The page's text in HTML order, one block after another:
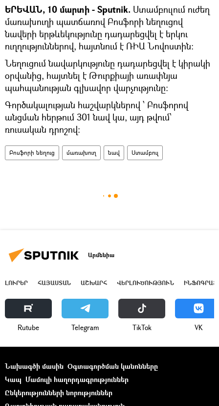
ԵՐԵՎԱՆ, 10 մարտի - Sputnik. Ստամբուլում ուժեղ
մառախուղի պատճառով Բոսֆորի նեղուցով
նավերի երթևեկությունը դադարեցվել է երկու
ուղղություններով, հայտնում է ՌԻԱ Նովոստին։
Նեղուցում նավարկությունը դադարեցվել է կիրակի
օրվանից, հայտնել է Թուրքիայի առափնյա
պահպանության գլխավոր վարչությունը։
Գործակալության հաշվարկներով ՝ Բոսֆորով
անցման հերթում 301 նավ կա, այդ թվում՝
ռուսական դրոշով։
Բոսֆորի նեղուց մառախուղ նավ Ստամբուլ
Արմենիա
ԼՈՒՐԵՐ ՀԱՅԱՍՏԱՆ ԱՇԽԱՐՀ ՎԵՐԼՈՒԾՈՒԹՅՈՒՆ
Rutube Telegram ТikТоk VK
Նախագծի մասին Օգտագործման կանոնները
Կապ Մամուլի հաղորդագրություններ
Ընկերությունների նորություններ